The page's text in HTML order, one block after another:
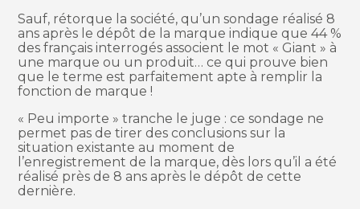
Sauf, rétorque la société, qu’un sondage réalisé 8
ans après le dépôt de la marque indique que 44 %
des français interrogés associent le mot « Giant » à
une marque ou un produit… ce qui prouve bien
que le terme est parfaitement apte à remplir la
fonction de marque !
« Peu importe » tranche le juge : ce sondage ne
permet pas de tirer des conclusions sur la
situation existante au moment de
l’enregistrement de la marque, dès lors qu’il a été
réalisé près de 8 ans après le dépôt de cette
dernière.